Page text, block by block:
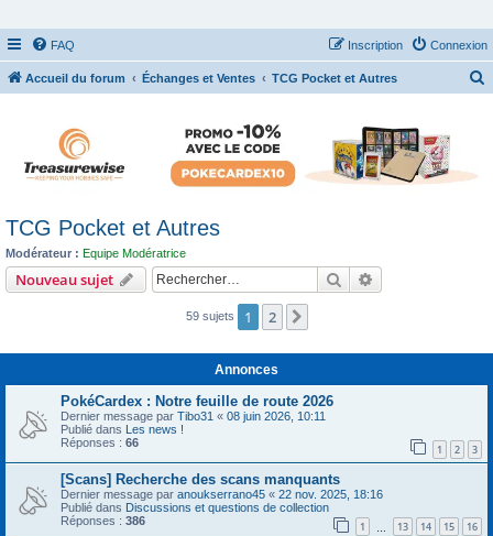
FAQ Connexion
Inscription
Accueil du forum Échanges et Ventes TCG Pocket et Autres
TCG Pocket et Autres
Modérateur : Equipe Modératrice
Nouveau sujet Rechercher
59 sujets 1 2
Annonces
PokéCardex : Notre feuille de route 2026
Dernier message par Tibo31 « 08 juin 2026, 10:11
Publié dans Les news !
Réponses : 66 1 2 3
[Scans] Recherche des scans manquants
Dernier message par anoukserrano45 « 22 nov. 2025, 18:16
Publié dans Discussions et questions de collection
Réponses : 386 1 13 14 15 16